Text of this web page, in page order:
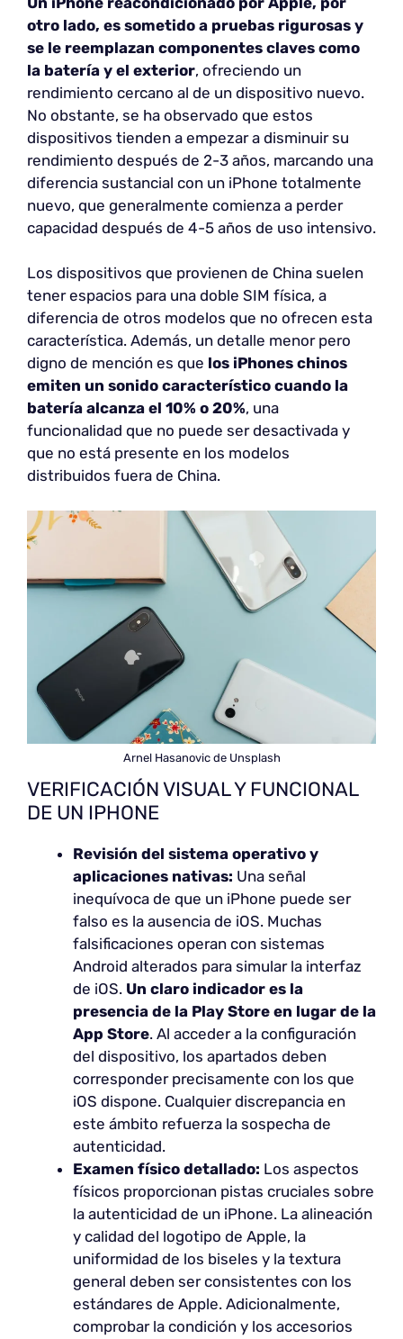
otro lado, es sometido a pruebas rigurosas y
se le reemplazan componentes claves como
la batería y el exterior, ofreciendo un
rendimiento cercano al de un dispositivo nuevo.
No obstante, se ha observado que estos
dispositivos tienden a empezar a disminuir su
rendimiento después de 2-3 años, marcando una
diferencia sustancial con un iPhone totalmente
nuevo, que generalmente comienza a perder
capacidad después de 4-5 años de uso intensivo.
Los dispositivos que provienen de China suelen
tener espacios para una doble SIM física, a
diferencia de otros modelos que no ofrecen esta
característica. Además, un detalle menor pero
digno de mención es que los iPhones chinos
emiten un sonido característico cuando la
batería alcanza el 10% o 20%, una
funcionalidad que no puede ser desactivada y
que no está presente en los modelos
distribuidos fuera de China.
Arnel Hasanovic de Unsplash
VERIFICACIÓN VISUAL Y FUNCIONAL
DE UN IPHONE
Revisión del sistema operativo y
aplicaciones nativas: Una señal
inequívoca de que un iPhone puede ser
falso es la ausencia de iOS. Muchas
falsificaciones operan con sistemas
Android alterados para simular la interfaz
de iOS. Un claro indicador es la
presencia de la Play Store en lugar de la
App Store. Al acceder a la configuración
del dispositivo, los apartados deben
corresponder precisamente con los que
iOS dispone. Cualquier discrepancia en
este ámbito refuerza la sospecha de
autenticidad.
Examen físico detallado: Los aspectos
físicos proporcionan pistas cruciales sobre
la autenticidad de un iPhone. La alineación
y calidad del logotipo de Apple, la
uniformidad de los biseles y la textura
general deben ser consistentes con los
estándares de Apple. Adicionalmente,
comprobar la condición y los accesorios